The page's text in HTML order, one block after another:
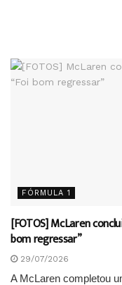
FÓRMULA 1
[FOTOS] McLaren
bom regressar”
29/07/2026
A McLaren completou